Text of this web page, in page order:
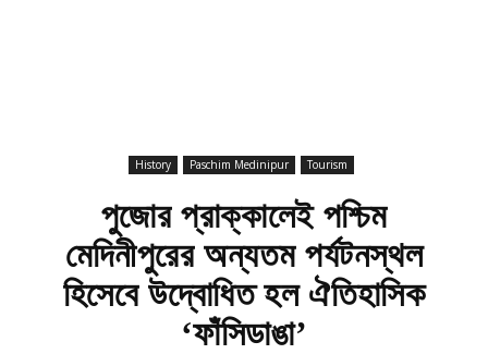
History Paschim Medinipur Tourism
পুজোর প্রাক্কালেই পশ্চিম
মেদিনীপুরের অন্যতম পর্যটনস্থল
হিসেবে উদ্বোধিত হল ঐতিহাসিক
‘ফাঁসিডাঙা’